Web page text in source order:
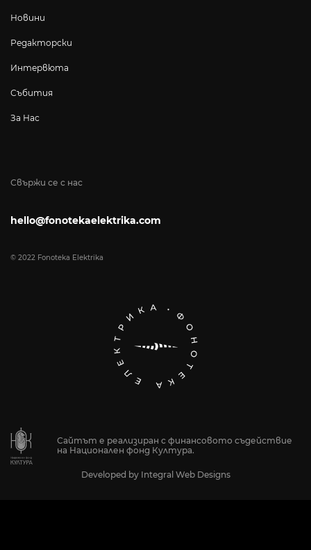
Свържи се с нас
hello@fonotekaelektrika.com
© 2022 Fonoteka Elektrika
Новини
Редакторски
Интервюта
Събития
За Нас
Сайтът е реализиран с финансовото съдействие
на Национален фонд Култура.
Developed by Integral Web Designs